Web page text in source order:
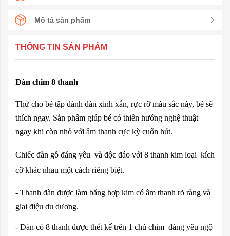
Mô tả sản phẩm
THÔNG TIN SẢN PHẨM
Đàn chim 8 thanh
Thử cho bé tập đánh đàn xinh xắn, rực rỡ màu sắc này, bé sẽ
thích ngay. Sản phẩm giúp bé có thiên hướng nghệ thuật
ngay khi còn nhỏ với âm thanh cực kỳ cuốn hút.
Chiếc đàn gỗ đáng yêu và độc đáo với 8 thanh kim loại kích
cỡ khác nhau một cách riêng biệt.
- Thanh đàn được làm bằng hợp kim có âm thanh rõ ràng và
giai điệu du dương.
- Đàn có 8 thanh được thết kế trên 1 chú chim đáng yêu ngộ